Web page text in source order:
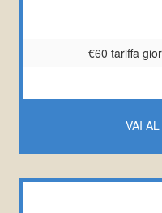
€60 tariffa
VAI